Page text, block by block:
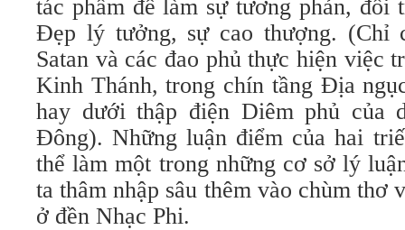
tác phẩm để làm sự tương phản, đối
Đẹp lý tưởng, sự cao thượng. (Chỉ
Satan và các đao phủ thực hiện việc
Kinh Thánh, trong chín tầng Địa
hay dưới thập điện Diêm phủ của
Đông). Những luận điểm của hai
thể làm một trong những cơ sở lý
ta thâm nhập sâu thêm vào chùm thơ
ở đền Nhạc Phi.